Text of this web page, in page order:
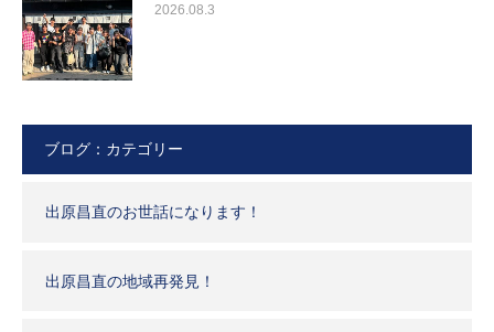
2026.08.3
ブログ：カテゴリー
出原昌直のお世話になります！
出原昌直の地域再発見！